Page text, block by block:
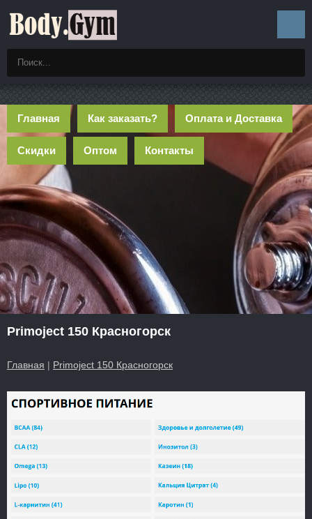
Главная Как заказать? Оплата и Доставка
Скидки Оптом Контакты
Primoject 150 Красногорск
Главная | Primoject 150 Красногорск